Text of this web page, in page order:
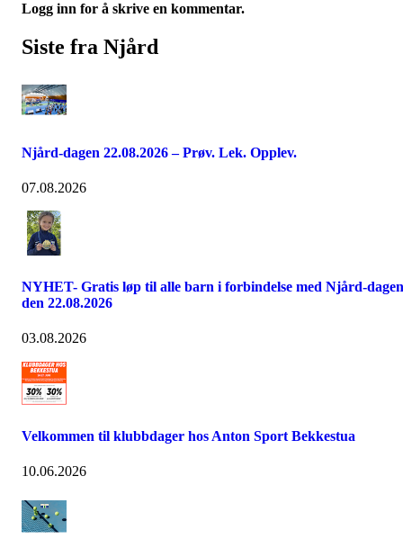
Logg inn for å skrive en kommentar.
Siste fra Njård
Njård-dagen 22.08.2026 – Prøv. Lek. Opplev.
07.08.2026
NYHET- Gratis løp til alle barn i forbindelse med Njård-dagen
den 22.08.2026
03.08.2026
Velkommen til klubbdager hos Anton Sport Bekkestua
10.06.2026